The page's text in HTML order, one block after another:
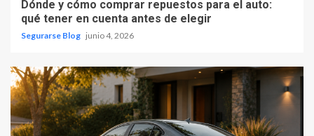
Dónde y cómo comprar repuestos para el auto:
qué tener en cuenta antes de elegir
Segurarse Blog junio 4, 2026